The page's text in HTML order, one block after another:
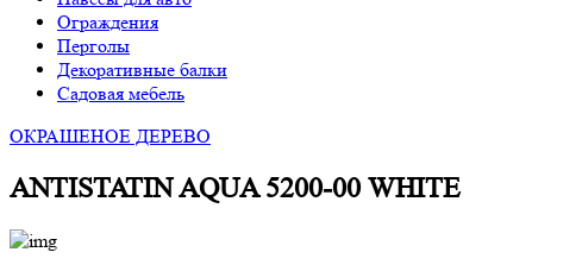
Ограждения
Перголы
Декоративные балки
Садовая мебель
ОКРАШЕНОЕ ДЕРЕВО
ANTISTATIN AQUA 5200-00 WHITE